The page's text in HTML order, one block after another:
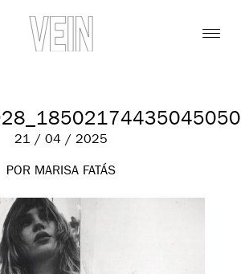
21 / 04 / 2025
POR MARISA FATÁS